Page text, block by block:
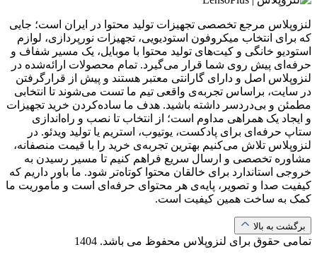
لنزوپلاس مرجع تخصصی تجهیزات تولید محتوا در ایران است؛ جایی
که برای انتخاب میکروفون استودیویی، تجهیزات نورپردازی، لوازم
استودیو خانگی و کیت‌های تولید محتوا با موبایل، یک مسیر شفاف و
حرفه‌ای پیش روی شما قرار می‌گیرد. تمام محصولات ارائه‌شده در
لنزوپلاس اصل و دارای گارانتی معتبر هستند و پیش از قرارگرفتن
در سایت، براساس تجربه‌ی واقعی تیم ما تست می‌شوند تا انتخابی
مطمئن و بی‌دردسر داشته باشید. هدف ما ساده‌کردن خرید تجهیزات
و ایجاد یک همراهی مداوم است؛ از انتخاب تا نصب و راه‌اندازی
ستاپ حرفه‌ای برای پادکست، یوتیوب، استریم یا تولید ویدئو. در
لنزوپلاس تلاش می‌کنیم بهترین تجربه‌ی خرید را با قیمت منصفانه،
مشاوره تخصصی و ارسال سریع فراهم کنیم تا مسیر رسیدن به
خروجی استاندارد برای خالقان محتوا کوتاه‌تر شود. ما باور داریم که
کیفیت صدا و تصویر، پایه‌ی هر محتوای حرفه‌ای است و مأموریت ما
کمک به ساخت همین کیفیت است.
برگشت به بالا
تمامی حقوق برای لنزوپلاس محفوظ می باشد. 1404